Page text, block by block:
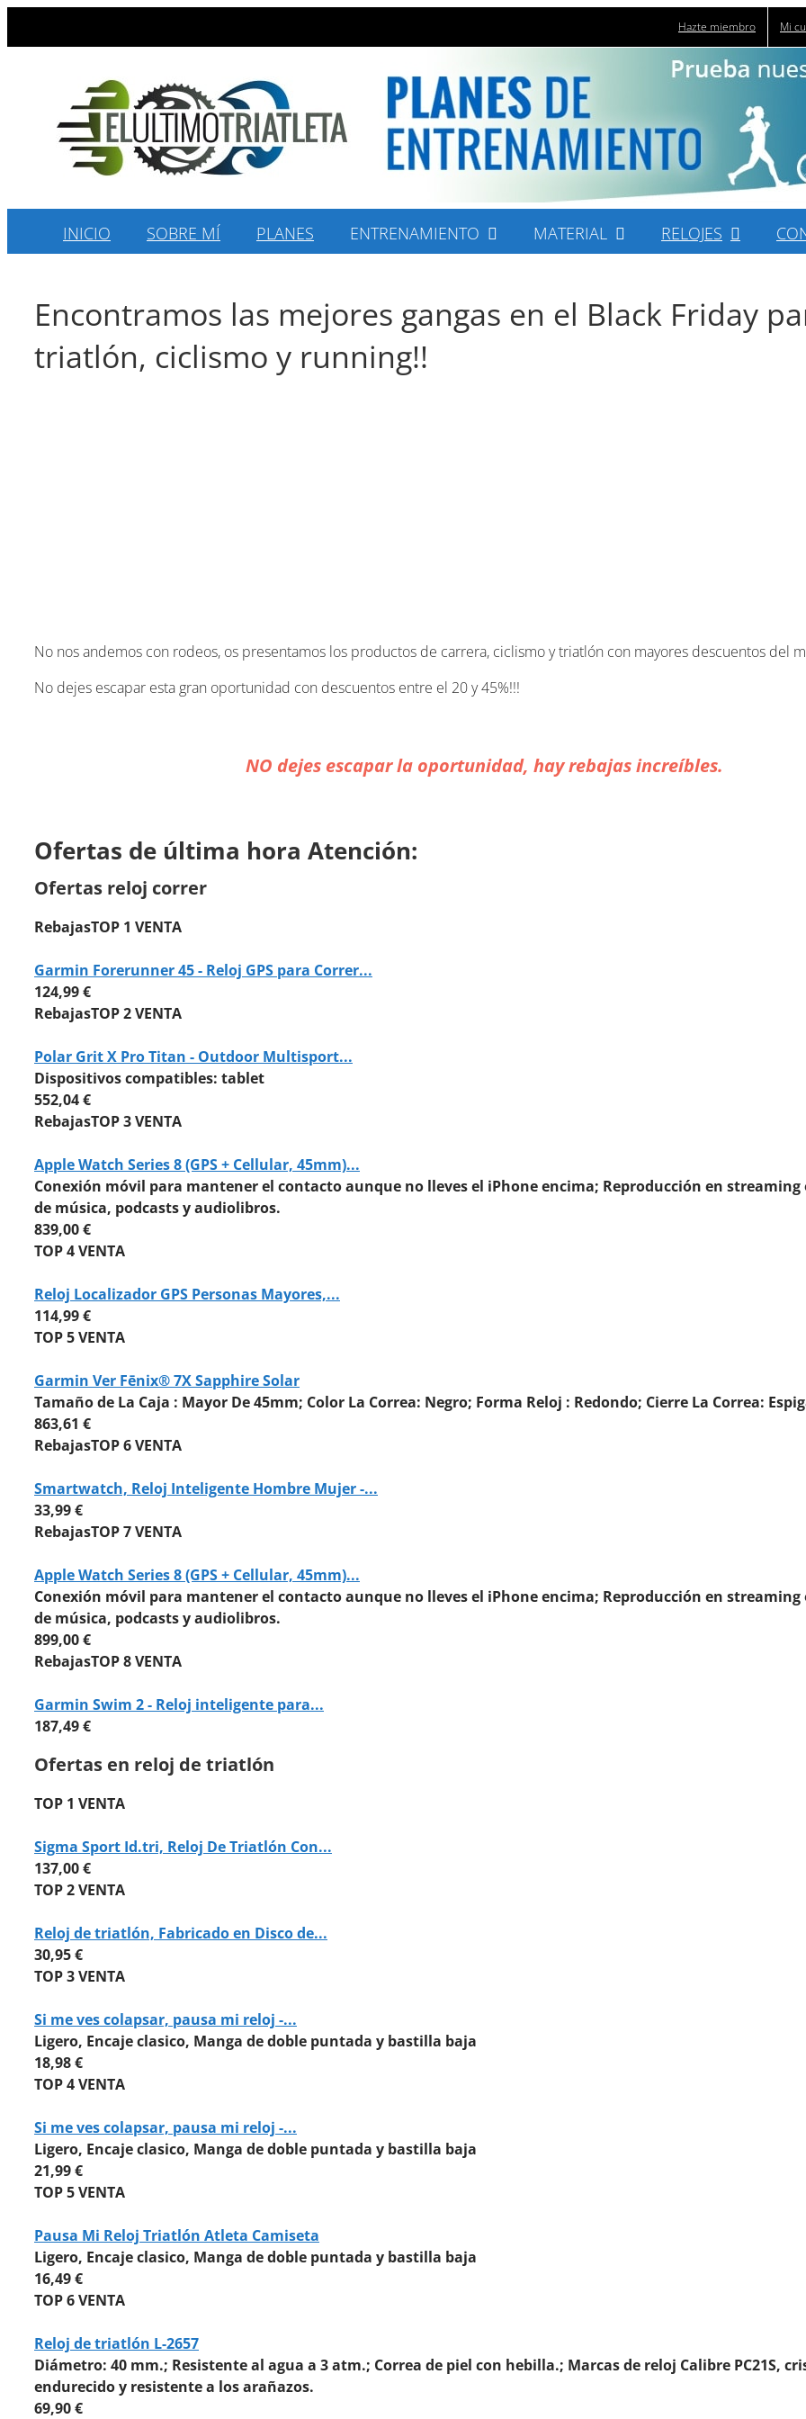
Hazte miembro Mi
INICIO SOBRE MÍ PLANES ENTRENAMIENTO MATERIAL RELOJES
Encontramos las mejores gangas en el Black Friday
triatlón, ciclismo y running!!
No nos andemos con rodeos, os presentamos los productos de carrera, ciclismo y triatlón con mayores descuentos del
No dejes escapar esta gran oportunidad con descuentos entre el 20 y 45%!!!
NO dejes escapar la oportunidad, hay rebajas increíbles.
Ofertas de última hora Atención:
Ofertas reloj correr
RebajasTOP 1 VENTA
Garmin Forerunner 45 - Reloj GPS para Correr...
124,99 €
RebajasTOP 2 VENTA
Polar Grit X Pro Titan - Outdoor Multisport...
Dispositivos compatibles: tablet
552,04 €
RebajasTOP 3 VENTA
Apple Watch Series 8 (GPS + Cellular, 45mm)...
Conexión móvil para mantener el contacto aunque no lleves el iPhone encima; Reproducción en
de música, podcasts y audiolibros.
839,00 €
TOP 4 VENTA
Reloj Localizador GPS Personas Mayores,...
114,99 €
TOP 5 VENTA
Garmin Ver Fēnix® 7X Sapphire Solar
Tamaño de La Caja : Mayor De 45mm; Color La Correa: Negro; Forma Reloj : Redondo; Cierre La Correa:
863,61 €
RebajasTOP 6 VENTA
Smartwatch, Reloj Inteligente Hombre Mujer -...
33,99 €
RebajasTOP 7 VENTA
Apple Watch Series 8 (GPS + Cellular, 45mm)...
Conexión móvil para mantener el contacto aunque no lleves el iPhone encima; Reproducción en
de música, podcasts y audiolibros.
899,00 €
RebajasTOP 8 VENTA
Garmin Swim 2 - Reloj inteligente para...
187,49 €
Ofertas en reloj de triatlón
TOP 1 VENTA
Sigma Sport Id.tri, Reloj De Triatlón Con...
137,00 €
TOP 2 VENTA
Reloj de triatlón, Fabricado en Disco de...
30,95 €
TOP 3 VENTA
Si me ves colapsar, pausa mi reloj -...
Ligero, Encaje clasico, Manga de doble puntada y bastilla baja
18,98 €
TOP 4 VENTA
Si me ves colapsar, pausa mi reloj -...
Ligero, Encaje clasico, Manga de doble puntada y bastilla baja
21,99 €
TOP 5 VENTA
Pausa Mi Reloj Triatlón Atleta Camiseta
Ligero, Encaje clasico, Manga de doble puntada y bastilla baja
16,49 €
TOP 6 VENTA
Reloj de triatlón L-2657
Diámetro: 40 mm.; Resistente al agua a 3 atm.; Correa de piel con hebilla.; Marcas de reloj Calibre PC21S,
endurecido y resistente a los arañazos.
69,90 €